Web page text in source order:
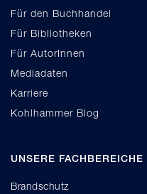
Für den Buchhandel
Für Bibliotheken
Für AutorInnen
Mediadaten
Karriere
Kohlhammer Blog
UNSERE FACHBEREICHE
Brandschutz